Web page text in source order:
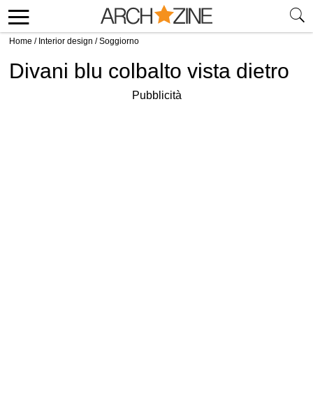
Home / Interior design /Soggiorno
Divani blu colbalto vista dietro
Pubblicità